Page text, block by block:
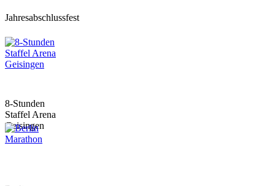
Jahresabschlussfest
8-Stunden
Staffel Arena
Geisingen